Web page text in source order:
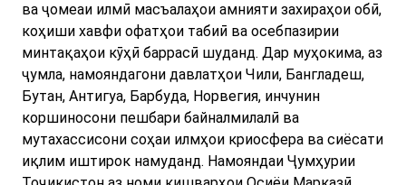
ва ҷомеаи илмӣ масъалаҳои амнияти захираҳои обӣ,
коҳиши хавфи офатҳои табиӣ ва осебпазирии
минтақаҳои кӯҳӣ баррасӣ шуданд. Дар муҳокима, аз
ҷумла, намояндагони давлатҳои Чили, Бангладеш,
Бутан, Антигуа, Барбуда, Норвегия, инчунин
коршиносони пешбари байналмилалӣ ва
мутахассисони соҳаи илмҳои криосфера ва сиёсати
иқлим иштирок намуданд. Намояндаи Ҷумҳурии